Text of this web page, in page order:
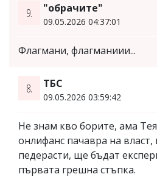
9. "обрачите"
09.05.2026 04:37:01
Флагмани, флагманиии...
8. ТБС
09.05.2026 03:59:42
Не знам кво борите, ама
онлифанс пачавра на
педерасти, ще бъдат
първата грешна стъпка.